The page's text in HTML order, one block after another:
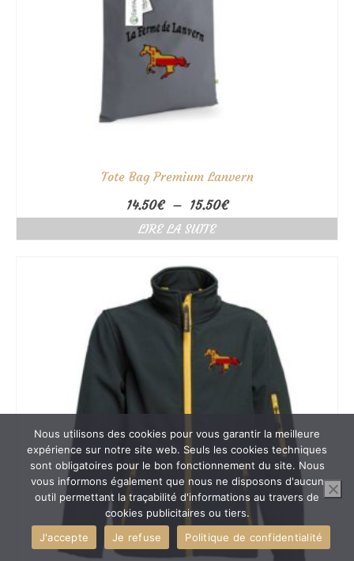
Tote Bag Premium Lanvern
14.50€ – 15.50€Plage
de
LIRE LA SUITE
Nous utilisons des cookies pour vous garantir la meilleure
expérience sur notre site web. Seuls les cookies techniques
sont obligatoires pour le bon fonctionnement du site. Nous
vous informons également que nous ne disposons d'aucun
outil permettant la traçabilité d'informations au travers de
cookies publicitaires ou tiers.
J'accepte
Je refuse Politique de confidentialité